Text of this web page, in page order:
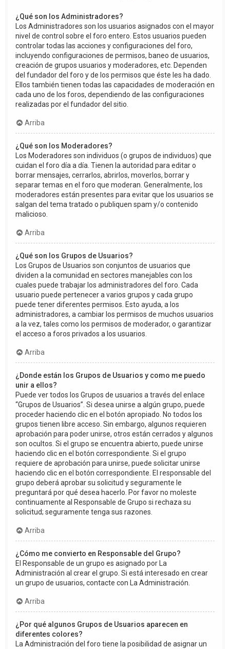
¿Qué son los Administradores?
Los Administradores son los usuarios asignados con el mayor
nivel de control sobre el foro entero. Estos usuarios pueden
controlar todas las acciones y configuraciones del foro,
incluyendo configuraciones de permisos, baneo de usuarios,
creación de grupos usuarios y moderadores, etc. Dependen
del fundador del foro y de los permisos que éste les ha dado.
Ellos también tienen todas las capacidades de moderación en
cada uno de los foros, dependiendo de las configuraciones
realizadas por el fundador del sitio.
Arriba
¿Qué son los Moderadores?
Los Moderadores son individuos (o grupos de individuos) que
cuidan el foro día a día. Tienen la autoridad para editar o
borrar mensajes, cerrarlos, abrirlos, moverlos, borrar y
separar temas en el foro que moderan. Generalmente, los
moderadores están presentes para evitar que los usuarios se
salgan del tema tratado o publiquen spam y/o contenido
malicioso.
Arriba
¿Qué son los Grupos de Usuarios?
Los Grupos de Usuarios son conjuntos de usuarios que
dividen a la comunidad en sectores manejables con los
cuales puede trabajar los administradores del foro. Cada
usuario puede pertenecer a varios grupos y cada grupo
puede tener diferentes permisos. Esto ayuda, a los
administradores, a cambiar los permisos de muchos usuarios
a la vez, tales como los permisos de moderador, o garantizar
el acceso a foros privados a los usuarios.
Arriba
¿Donde están los Grupos de Usuarios y como me puedo
unir a ellos?
Puede ver todos los Grupos de usuarios a través del enlace
“Grupos de Usuarios”. Si desea unirse a algún grupo, puede
proceder haciendo clic en el botón apropiado. No todos los
grupos tienen libre acceso. Sin embargo, algunos requieren
aprobación para poder unirse, otros están cerrados y algunos
son ocultos. Si el grupo se encuentra abierto, puede unirse
haciendo clic en el botón correspondiente. Si el grupo
requiere de aprobación para unirse, puede solicitar unirse
haciendo clic en el botón correspondiente. El responsable del
grupo deberá aprobar su solicitud y seguramente le
preguntará por qué desea hacerlo. Por favor no moleste
continuamente al Responsable de Grupo si rechaza su
solicitud; seguramente tenga sus razones.
Arriba
¿Cómo me convierto en Responsable del Grupo?
El Responsable de un grupo es asignado por La
Administración al crear el grupo. Si está interesado en crear
un grupo de usuarios, contacte con La Administración.
Arriba
¿Por qué algunos Grupos de Usuarios aparecen en
diferentes colores?
La Administración del foro tiene la posibilidad de asignar un